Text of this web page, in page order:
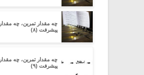
چه مقدار تمرین، چه مقدار
پیشرفت (۸)
چه مقدار تمرین، چه مقدار
پیشرفت (۹)